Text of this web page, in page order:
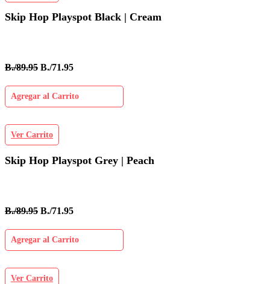
Skip Hop Playspot Black | Cream
B./89.95 B./71.95
Agregar al Carrito
Ver Carrito
Skip Hop Playspot Grey | Peach
B./89.95 B./71.95
Agregar al Carrito
Ver Carrito